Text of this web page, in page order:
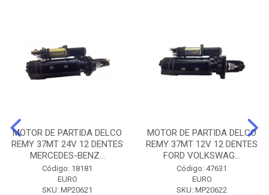
MOTOR DE PARTIDA DELCO
REMY 37MT 24V 12 DENTES
MERCEDES-BENZ...
Código: 18181
EURO
SKU: MP20621
MOTOR DE PARTIDA DELCO
REMY 37MT 12V 12 DENTES
FORD VOLKSWAG...
Código: 47631
EURO
SKU: MP20622